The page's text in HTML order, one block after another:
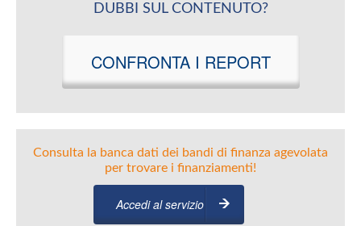
DUBBI SUL CONTENUTO?
CONFRONTA I REPORT
Consulta la banca dati dei bandi di finanza agevolata
per trovare i finanziamenti!
Accedi al servizio